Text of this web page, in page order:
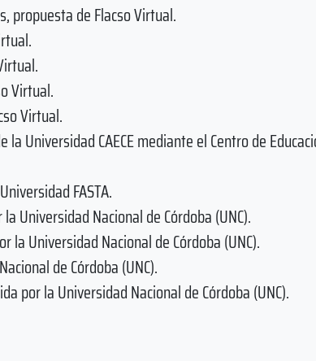
propuesta de Flacso Virtual.
Virtual.
Virtual.
Universidad CAECE mediante el Centro de
FASTA.
Universidad Nacional de Córdoba (UNC).
la Universidad Nacional de Córdoba (UNC).
de Córdoba (UNC).
por la Universidad Nacional de Córdoba (UNC).